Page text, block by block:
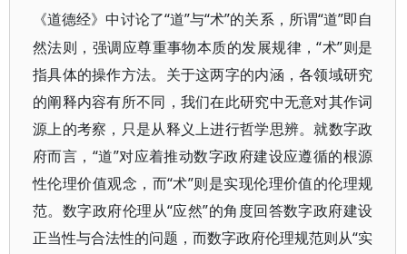
《道德经》中讨论了“道”与“术”的关系，所谓“道”即自
然法则，强调应尊重事物本质的发展规律，“术”则是
指具体的操作方法。关于这两字的内涵，各领域研究
的阐释内容有所不同，我们在此研究中无意对其作词
源上的考察，只是从释义上进行哲学思辨。就数字政
府而言，“道”对应着推动数字政府建设应遵循的根源
性伦理价值观念，而“术”则是实现伦理价值的伦理规
范。数字政府伦理从“应然”的角度回答数字政府建设
正当性与合法性的问题，而数字政府伦理规范则从“实